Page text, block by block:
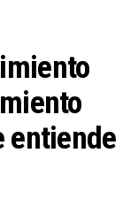
entiende